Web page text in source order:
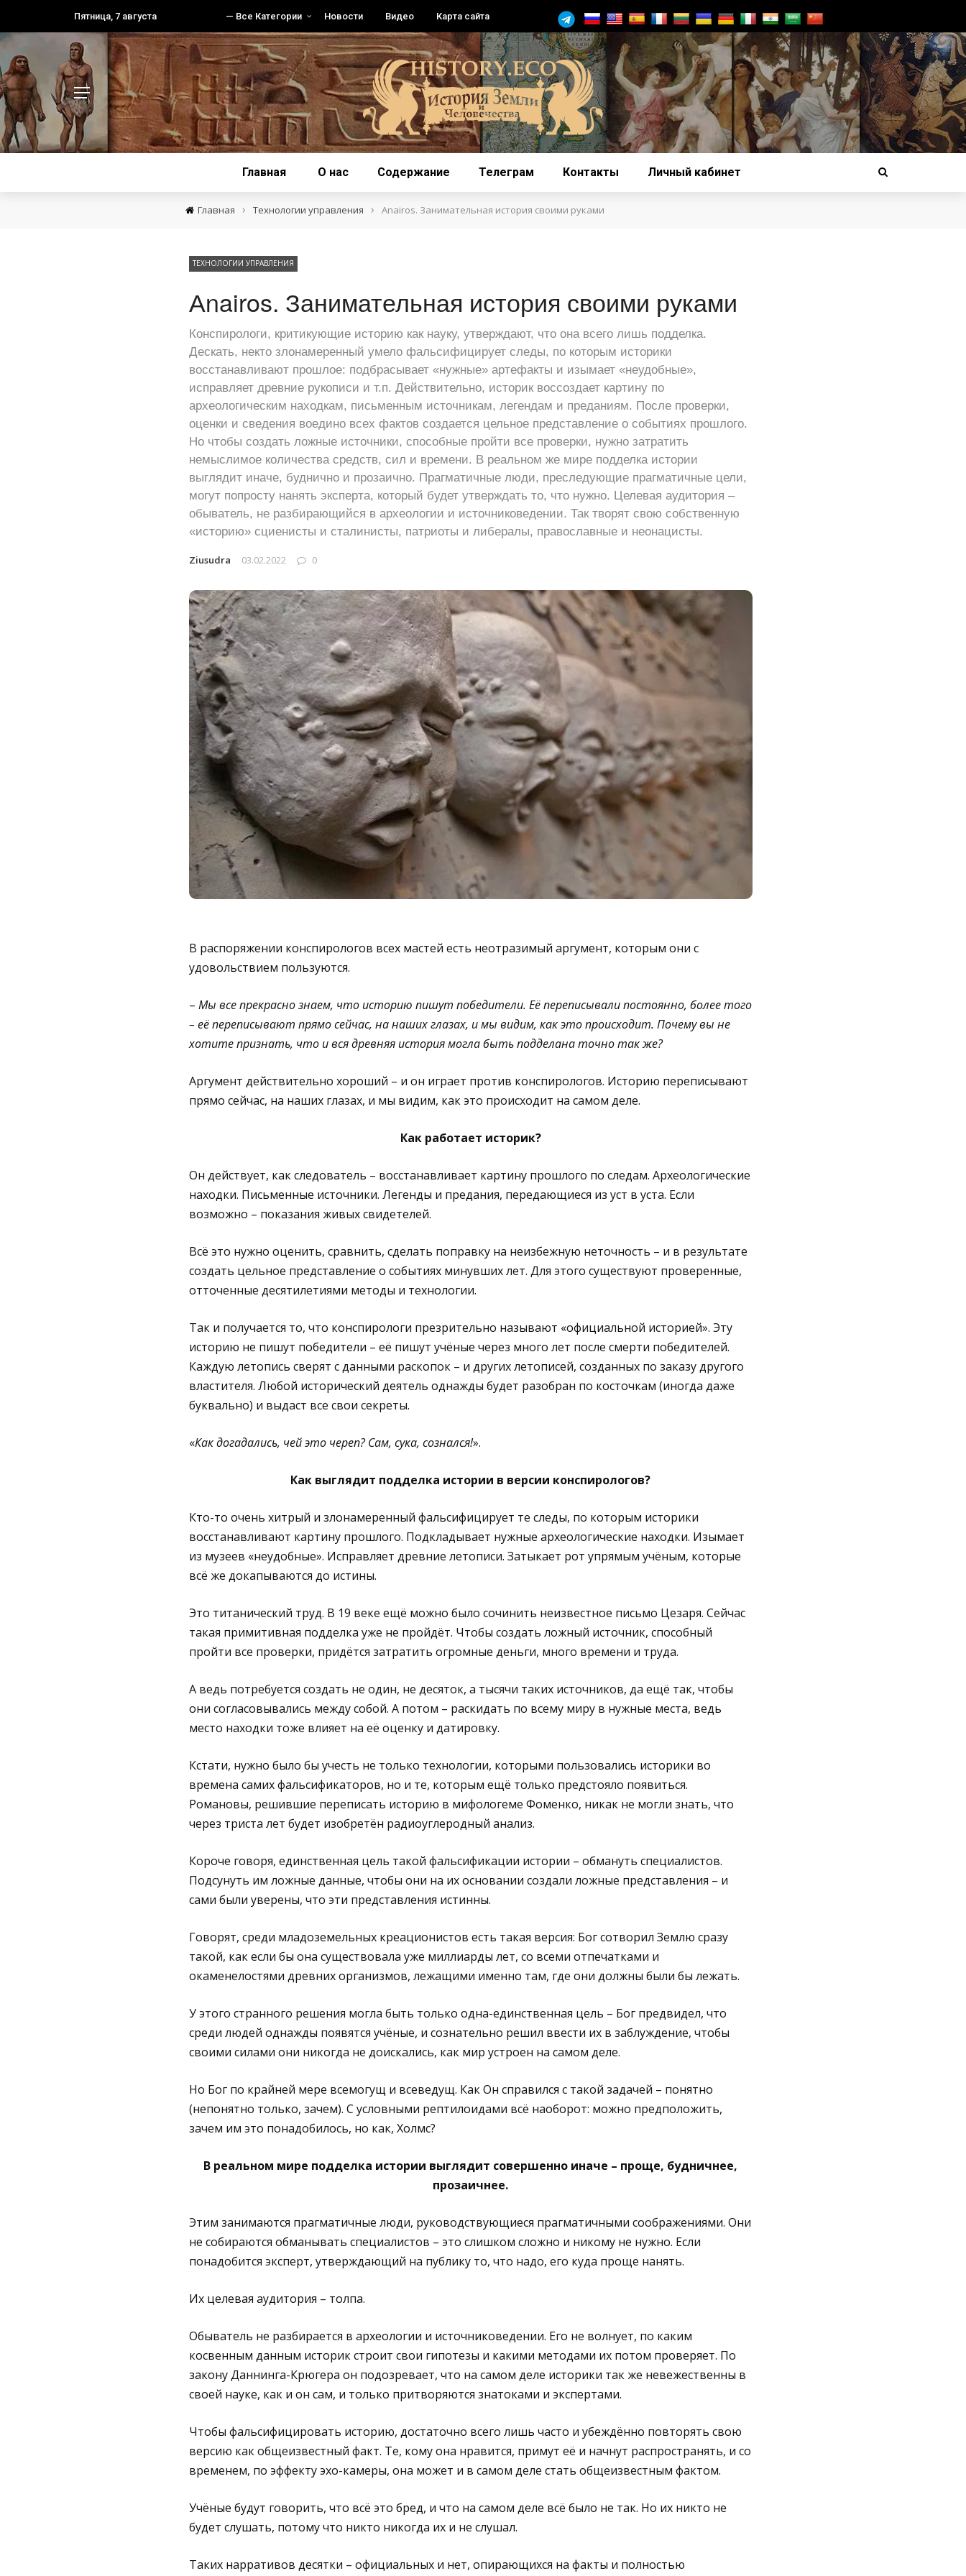
Пятница, 7 августа — Все Категории Новости Видео Карта сайта
Главная О нас Содержание Телеграм Контакты Личный кабинет
Главная › Технологии управления › Аnairos. Занимательная история своими руками
ТЕХНОЛОГИИ УПРАВЛЕНИЯ
Аnairos. Занимательная история своими руками
Конспирологи, критикующие историю как науку, утверждают, что она всего лишь подделка.
Дескать, некто злонамеренный умело фальсифицирует следы, по которым историки
восстанавливают прошлое: подбрасывает «нужные» артефакты и изымает «неудобные»,
исправляет древние рукописи и т.п. Действительно, историк воссоздает картину по
археологическим находкам, письменным источникам, легендам и преданиям. После проверки,
оценки и сведения воедино всех фактов создается цельное представление о событиях прошлого.
Но чтобы создать ложные источники, способные пройти все проверки, нужно затратить
немыслимое количества средств, сил и времени. В реальном же мире подделка истории
выглядит иначе, буднично и прозаично. Прагматичные люди, преследующие прагматичные цели,
могут попросту нанять эксперта, который будет утверждать то, что нужно. Целевая аудитория –
обыватель, не разбирающийся в археологии и источниковедении. Так творят свою собственную
«историю» сциенисты и сталинисты, патриоты и либералы, православные и неонацисты.
Ziusudra 03.02.2022 0
В распоряжении конспирологов всех мастей есть неотразимый аргумент, которым они с
удовольствием пользуются.
– Мы все прекрасно знаем, что историю пишут победители. Её переписывали постоянно, более того
– её переписывают прямо сейчас, на наших глазах, и мы видим, как это происходит. Почему вы не
хотите признать, что и вся древняя история могла быть подделана точно так же?
Аргумент действительно хороший – и он играет против конспирологов. Историю переписывают
прямо сейчас, на наших глазах, и мы видим, как это происходит на самом деле.
Как работает историк?
Он действует, как следователь – восстанавливает картину прошлого по следам. Археологические
находки. Письменные источники. Легенды и предания, передающиеся из уст в уста. Если
возможно – показания живых свидетелей.
Всё это нужно оценить, сравнить, сделать поправку на неизбежную неточность – и в результате
создать цельное представление о событиях минувших лет. Для этого существуют проверенные,
отточенные десятилетиями методы и технологии.
Так и получается то, что конспирологи презрительно называют «официальной историей». Эту
историю не пишут победители – её пишут учёные через много лет после смерти победителей.
Каждую летопись сверят с данными раскопок – и других летописей, созданных по заказу другого
властителя. Любой исторический деятель однажды будет разобран по косточкам (иногда даже
буквально) и выдаст все свои секреты.
«Как догадались, чей это череп? Сам, сука, сознался!».
Как выглядит подделка истории в версии конспирологов?
Кто-то очень хитрый и злонамеренный фальсифицирует те следы, по которым историки
восстанавливают картину прошлого. Подкладывает нужные археологические находки. Изымает
из музеев «неудобные». Исправляет древние летописи. Затыкает рот упрямым учёным, которые
всё же докапываются до истины.
Это титанический труд. В 19 веке ещё можно было сочинить неизвестное письмо Цезаря. Сейчас
такая примитивная подделка уже не пройдёт. Чтобы создать ложный источник, способный
пройти все проверки, придётся затратить огромные деньги, много времени и труда.
А ведь потребуется создать не один, не десяток, а тысячи таких источников, да ещё так, чтобы
они согласовывались между собой. А потом – раскидать по всему миру в нужные места, ведь
место находки тоже влияет на её оценку и датировку.
Кстати, нужно было бы учесть не только технологии, которыми пользовались историки во
времена самих фальсификаторов, но и те, которым ещё только предстояло появиться.
Романовы, решившие переписать историю в мифологеме Фоменко, никак не могли знать, что
через триста лет будет изобретён радиоуглеродный анализ.
Короче говоря, единственная цель такой фальсификации истории – обмануть специалистов.
Подсунуть им ложные данные, чтобы они на их основании создали ложные представления – и
сами были уверены, что эти представления истинны.
Говорят, среди младоземельных креационистов есть такая версия: Бог сотворил Землю сразу
такой, как если бы она существовала уже миллиарды лет, со всеми отпечатками и
окаменелостями древних организмов, лежащими именно там, где они должны были бы лежать.
У этого странного решения могла быть только одна-единственная цель – Бог предвидел, что
среди людей однажды появятся учёные, и сознательно решил ввести их в заблуждение, чтобы
своими силами они никогда не доискались, как мир устроен на самом деле.
Но Бог по крайней мере всемогущ и всеведущ. Как Он справился с такой задачей – понятно
(непонятно только, зачем). С условными рептилоидами всё наоборот: можно предположить,
зачем им это понадобилось, но как, Холмс?
В реальном мире подделка истории выглядит совершенно иначе – проще, будничнее,
прозаичнее.
Этим занимаются прагматичные люди, руководствующиеся прагматичными соображениями. Они
не собираются обманывать специалистов – это слишком сложно и никому не нужно. Если
понадобится эксперт, утверждающий на публику то, что надо, его куда проще нанять.
Их целевая аудитория – толпа.
Обыватель не разбирается в археологии и источниковедении. Его не волнует, по каким
косвенным данным историк строит свои гипотезы и какими методами их потом проверяет. По
закону Даннинга-Крюгера он подозревает, что на самом деле историки так же невежественны в
своей науке, как и он сам, и только притворяются знатоками и экспертами.
Чтобы фальсифицировать историю, достаточно всего лишь часто и убеждённо повторять свою
версию как общеизвестный факт. Те, кому она нравится, примут её и начнут распространять, и со
временем, по эффекту эхо-камеры, она может и в самом деле стать общеизвестным фактом.
Учёные будут говорить, что всё это бред, и что на самом деле всё было не так. Но их никто не
будет слушать, потому что никто никогда их и не слушал.
Таких нарративов десятки – официальных и нет, опирающихся на факты и полностью